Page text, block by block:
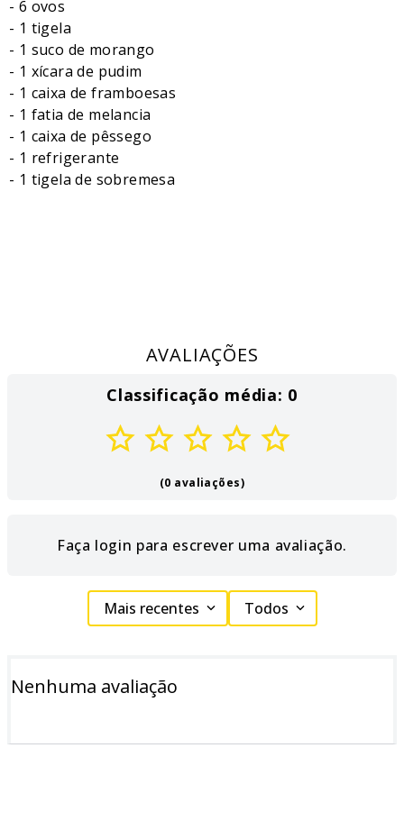
- 6 ovos
- 1 tigela
- 1 suco de morango
- 1 xícara de pudim
- 1 caixa de framboesas
- 1 fatia de melancia
- 1 caixa de pêssego
- 1 refrigerante
- 1 tigela de sobremesa
AVALIAÇÕES
Classificação média: 0
(0 avaliações)
Faça login para escrever uma avaliação.
Mais recentes Todos
Nenhuma avaliação